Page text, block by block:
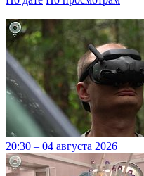
20:30 – 04 августа 2026